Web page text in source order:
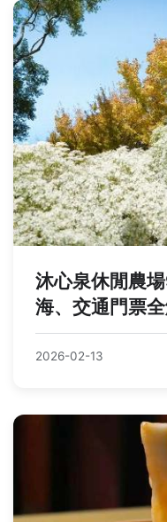
沐心泉休閒農
海、交通門票
2026-02-13